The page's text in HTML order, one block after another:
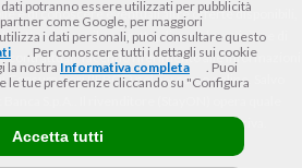
e di conoscere eventuali altre offerte disponibili,
sottoscrivere il contratto, di prendere visione di
contrattuali, facendo riferimento alle Informazioni
(IEBCC) nel percorso online. Salvo
S.p.A.. Il rivenditore (StayON) opera quale
Findomestic Banca S.p.A., non in esclusiva.
potranno essere utilizzati per pubblicità
come Google, per maggiori
i dati personali, puoi consultare questo
. Per conoscere tutti i dettagli sui cookie
la nostra Informativa completa
. Puoi
le tue preferenze cliccando su "Configura
Accetta tutti